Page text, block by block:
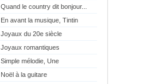
Quand le country dit bonjour...
En avant la musique, Tintin
Joyaux du 20e siècle
Joyaux romantiques
Simple mélodie, Une
Noël à la guitare